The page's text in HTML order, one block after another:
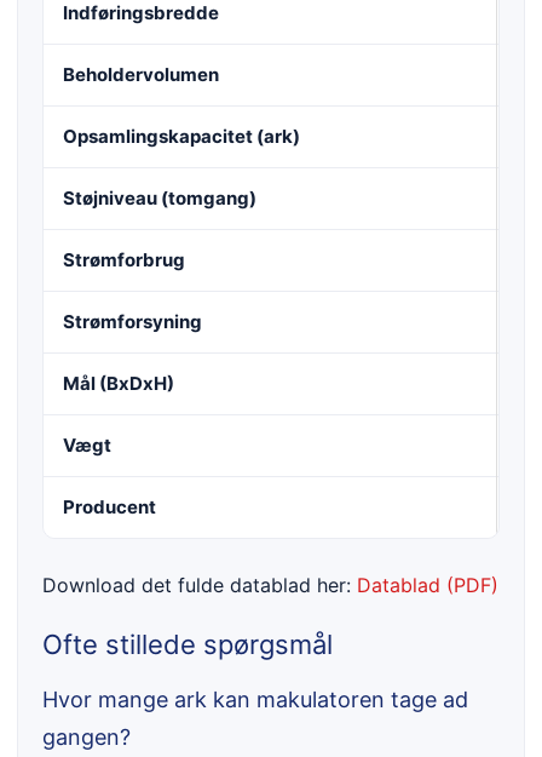
Indføringsbredde
Beholdervolumen
Opsamlingskapacitet (ark)
Støjniveau (tomgang)
Strømforbrug
Strømforsyning
Mål (BxDxH)
Vægt
Producent
Download det fulde datablad her: Datablad (PDF)
Ofte stillede spørgsmål
Hvor mange ark kan makulatoren tage ad
gangen?